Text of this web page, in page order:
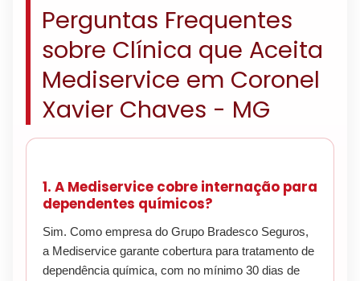
Perguntas Frequentes
sobre Clínica que Aceita
Mediservice em Coronel
Xavier Chaves - MG
1. A Mediservice cobre internação para
dependentes químicos?
Sim. Como empresa do Grupo Bradesco Seguros,
a Mediservice garante cobertura para tratamento de
dependência química, com no mínimo 30 dias de